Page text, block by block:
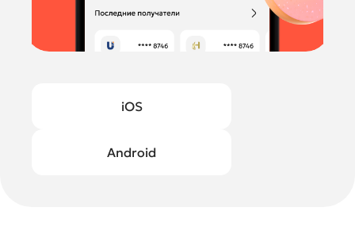
iOS
Android